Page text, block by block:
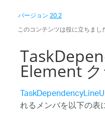
バージョン20.2
このコンテンツは役に立ちまし
Element
れるメンバを以下の表